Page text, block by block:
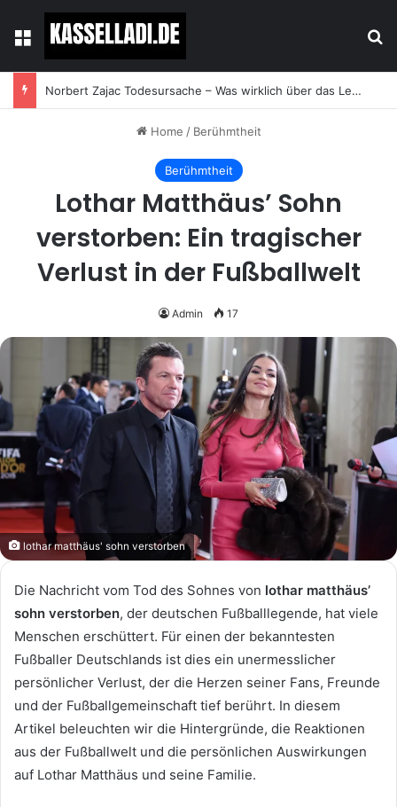
Menu
Norbert Zajac Todesursache – Was wirklich über das Leben und den Abschied des Tierhändlers bekannt ist
Home / Berühmtheit
Berühmtheit
Lothar Matthäus’ Sohn
verstorben: Ein tragischer
Verlust in der Fußballwelt
Admin 17
lothar matthäus' sohn verstorben
Die Nachricht vom Tod des Sohnes von lothar matthäus’
sohn verstorben, der deutschen Fußballlegende, hat viele
Menschen erschüttert. Für einen der bekanntesten
Fußballer Deutschlands ist dies ein unermesslicher
persönlicher Verlust, der die Herzen seiner Fans, Freunde
und der Fußballgemeinschaft tief berührt. In diesem
Artikel beleuchten wir die Hintergründe, die Reaktionen
aus der Fußballwelt und die persönlichen Auswirkungen
auf Lothar Matthäus und seine Familie.